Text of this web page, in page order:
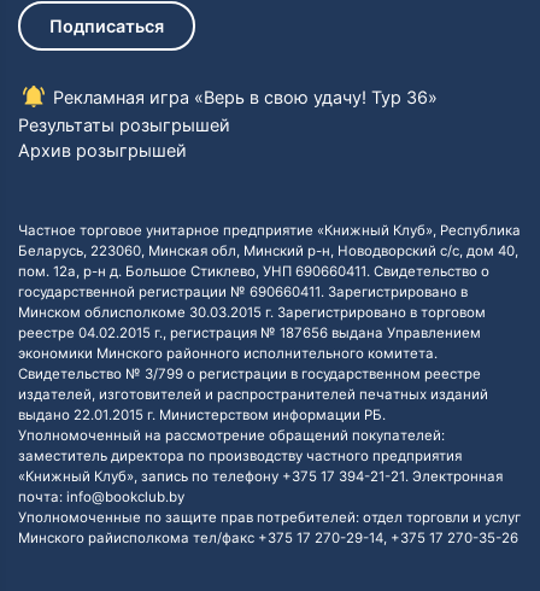
Подписаться
Рекламная игра «Верь в свою удачу! Тур 36»
Результаты розыгрышей
Архив розыгрышей
Частное торговое унитарное предприятие «Книжный Клуб», Республика
Беларусь, 223060, Минская обл, Минский р-н, Новодворский с/с, дом 40,
пом. 12а, р-н д. Большое Стиклево, УНП 690660411. Свидетельство о
государственной регистрации № 690660411. Зарегистрировано в
Минском облисполкоме 30.03.2015 г. Зарегистрировано в торговом
реестре 04.02.2015 г., регистрация № 187656 выдана Управлением
экономики Минского районного исполнительного комитета.
Свидетельство № 3/799 о регистрации в государственном реестре
издателей, изготовителей и распространителей печатных изданий
выдано 22.01.2015 г. Министерством информации РБ.
Уполномоченный на рассмотрение обращений покупателей:
заместитель директора по производству частного предприятия
«Книжный Клуб», запись по телефону +375 17 394-21-21. Электронная
почта: info@bookclub.by
Уполномоченные по защите прав потребителей: отдел торговли и услуг
Минского райисполкома тел/факс +375 17 270-29-14, +375 17 270-35-26